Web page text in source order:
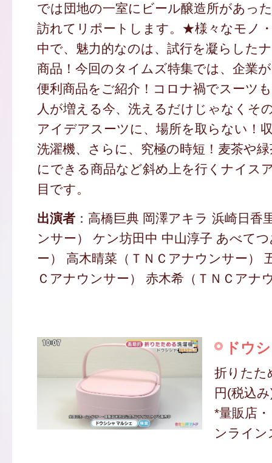
では団地の一室にビール醸造所があっ
訪れてリポートします。★様々なモノ
中で、魅力的なのは、試行を凝らした
商品！今回のタイムズ特集では、企業
便利商品をご紹介！コロナ禍でスーツ
人が増える今、洗えるだけじゃなくそ
アイデアスーツに、場所を取らない！
洗濯機、さらに、究極の時短！麦茶や
にできる商品など斜め上を行くナイス
目です。
出演者：高橋巨典 岡澤アキラ 浜崎日香
ンサー） ケン坊田中 中山淳子 あべて
ー） 高木晴菜（ＴＮＣアナウンサー）
Ｃアナウンサー） 赤木希（ＴＮＣアナ
ドウ
折りたた
円(税込
*量販店
ンライン